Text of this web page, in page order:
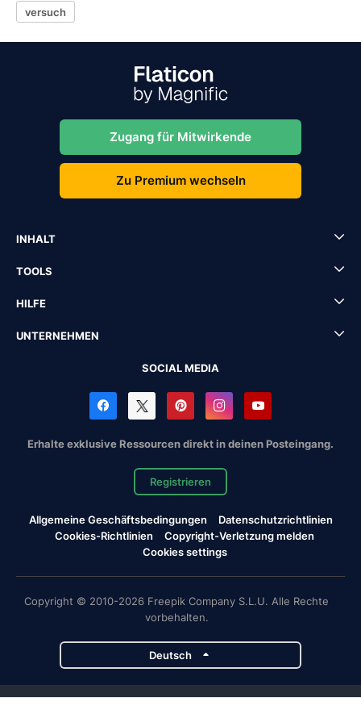
versuch
Zugang für Mitwirkende
Zu Premium wechseln
INHALT
TOOLS
HILFE
UNTERNEHMEN
SOCIAL MEDIA
Erhalte exklusive Ressourcen direkt in deinen Posteingang.
Registrieren
Allgemeine Geschäftsbedingungen
Datenschutzrichtlinien
Cookies-Richtlinien
Copyright-Verletzung melden
Cookies settings
Copyright © 2010-2026 Freepik Company S.L.U. Alle Rechte
vorbehalten.
Deutsch